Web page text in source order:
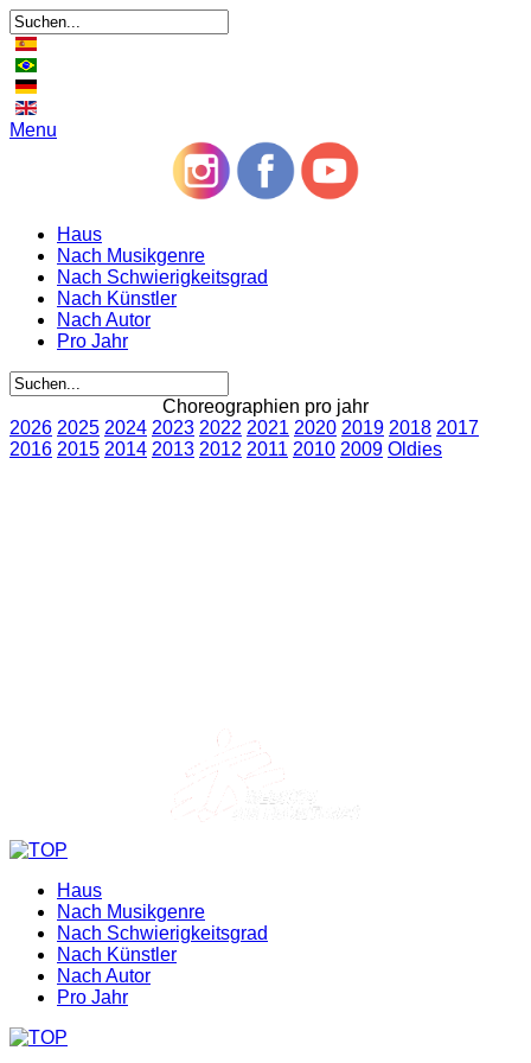
Menu
Haus
Nach Musikgenre
Nach Schwierigkeitsgrad
Nach Künstler
Nach Autor
Pro Jahr
Choreographien pro jahr
2026 2025 2024 2023 2022 2021 2020 2019 2018 2017
2016 2015 2014 2013 2012 2011 2010 2009 Oldies
Haus
Nach Musikgenre
Nach Schwierigkeitsgrad
Nach Künstler
Nach Autor
Pro Jahr